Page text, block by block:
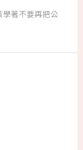
著不要再把公